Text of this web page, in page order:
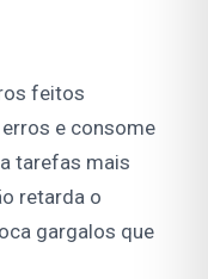
feitos
e consome
tarefas mais
retarda o
gargalos que